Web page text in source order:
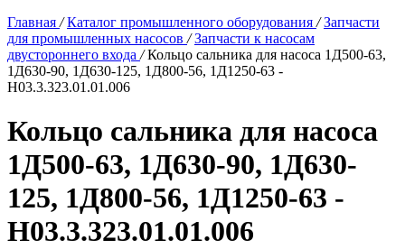
Главная / Каталог промышленного оборудования / Запчасти
для промышленных насосов / Запчасти к насосам
двустороннего входа / Кольцо сальника для насоса 1Д500-63,
1Д630-90, 1Д630-125, 1Д800-56, 1Д1250-63 -
Н03.3.323.01.01.006
Кольцо сальника для насоса
1Д500-63, 1Д630-90, 1Д630-
125, 1Д800-56, 1Д1250-63 -
Н03.3.323.01.01.006